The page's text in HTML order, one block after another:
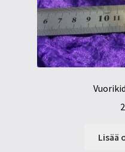
Lisää